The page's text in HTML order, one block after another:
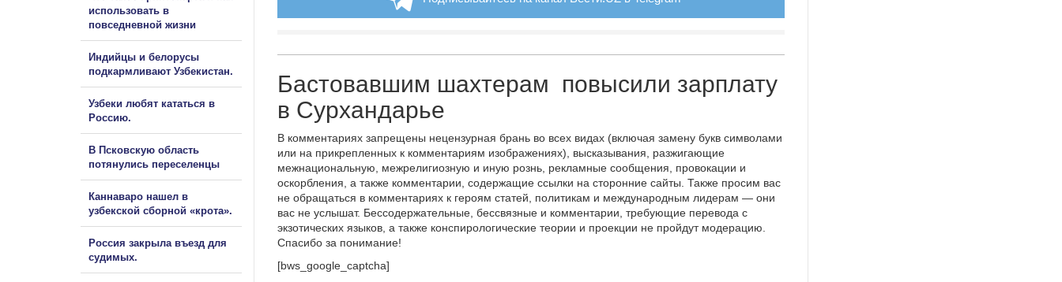
Бастовавшим шахтерам повысили зарплату
в Сурхандарье
В комментариях запрещены нецензурная брань во всех видах (включая замену букв символами
или на прикрепленных к комментариям изображениях), высказывания, разжигающие
межнациональную, межрелигиозную и иную рознь, рекламные сообщения, провокации и
оскорбления, а также комментарии, содержащие ссылки на сторонние сайты. Также просим вас
не обращаться в комментариях к героям статей, политикам и международным лидерам — они
вас не услышат. Бессодержательные, бессвязные и комментарии, требующие перевода с
экзотических языков, а также конспирологические теории и проекции не пройдут модерацию.
Спасибо за понимание!
[bws_google_captcha]
использовать в
повседневной жизни
Индийцы и белорусы
подкармливают Узбекистан.
Узбеки любят кататься в
Россию.
В Псковскую область
потянулись переселенцы
Каннаваро нашел в
узбекской сборной «крота».
Россия закрыла въезд для
судимых.